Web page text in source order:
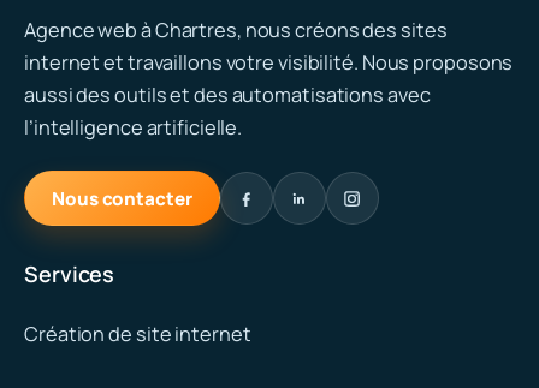
Agence web à Chartres, nous créons des sites
internet et travaillons votre visibilité. Nous proposons
aussi des outils et des automatisations avec
l’intelligence artificielle.
Nous contacter
Services
Création de site internet